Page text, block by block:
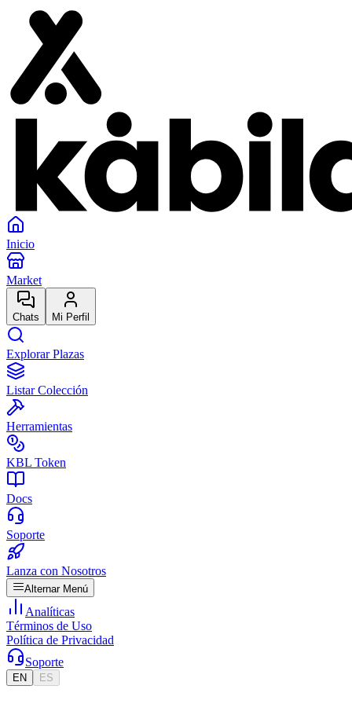
Inicio
Market
Chats Mi Perfil
Explorar Plazas
Listar Colección
Herramientas
KBL Token
Docs
Soporte
Lanza con Nosotros
Alternar Menú
Analíticas
Términos de Uso
Política de Privacidad
Soporte
EN ES